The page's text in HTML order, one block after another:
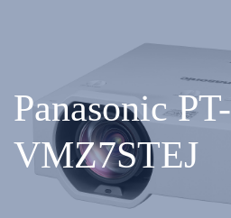
Panasonic PT-
VMZ7STEJ